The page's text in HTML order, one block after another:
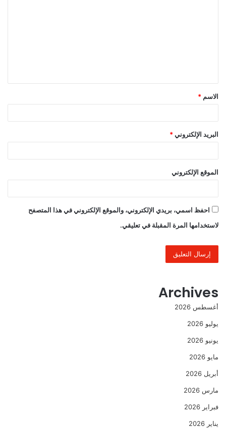
ق
*
الاسم *
البريد الإلكتروني *
الموقع الإلكتروني
احفظ اسمي، بريدي الإلكتروني، والموقع الإلكتروني في هذا المتصفح
لاستخدامها المرة المقبلة في تعليقي.
Archives
أغسطس 2026
يوليو 2026
يونيو 2026
مايو 2026
أبريل 2026
مارس 2026
فبراير 2026
يناير 2026